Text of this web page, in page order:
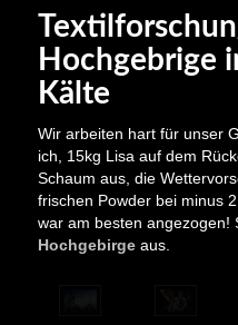
Hochgebrige
Kälte
Wir arbeiten hart für unser
ich, 15kg Lisa auf dem
Schaum aus, die
frischen Powder bei minus
war am besten angezogen!
Hochgebirgeaus.